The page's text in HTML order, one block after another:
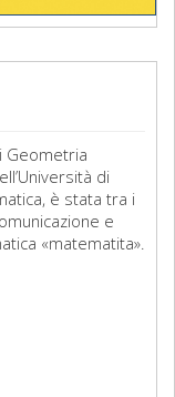
Geometria
di
è stata tra i
e
«matematita».